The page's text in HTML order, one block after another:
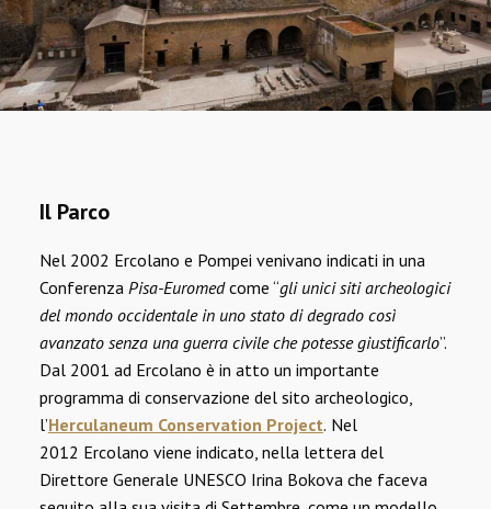
Il Parco
Nel 2002 Ercolano e Pompei venivano indicati in una
Conferenza Pisa-Euromedcome “gli unici siti archeologici
del mondo occidentale in uno stato di degrado così
avanzato senza una guerra civile che potesse giustificarlo”.
Dal 2001 ad Ercolano è in atto un importante
programma di conservazione del sito archeologico,
l’Herculaneum Conservation Project. Nel
2012 Ercolano viene indicato, nella lettera del
Direttore Generale UNESCO Irina Bokova che faceva